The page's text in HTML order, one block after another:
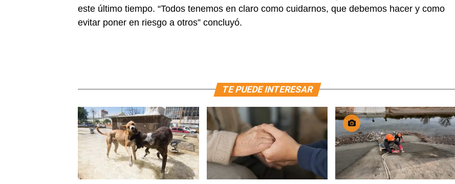
este último tiempo. “Todos tenemos en claro como cuidarnos, que debemos hacer y como
evitar poner en riesgo a otros” concluyó.
TE PUEDE INTERESAR